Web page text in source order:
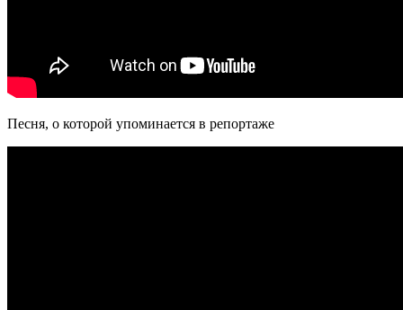
Песня, о которой упоминается в репортаже